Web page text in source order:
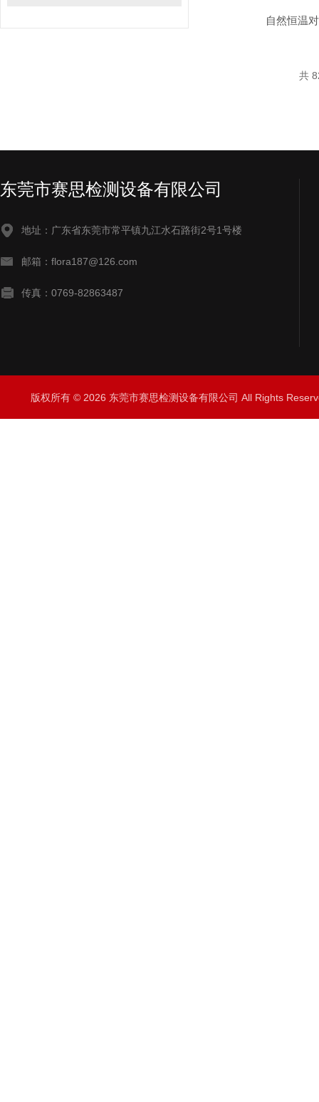
自然恒温
共
东莞市赛思检测设备有限公司
地址：广东省东莞市常平镇九江水石路街2号1号楼
邮箱：flora187@126.com
传真：0769-82863487
版权所有 © 2026 东莞市赛思检测设备有限公司 All Rights